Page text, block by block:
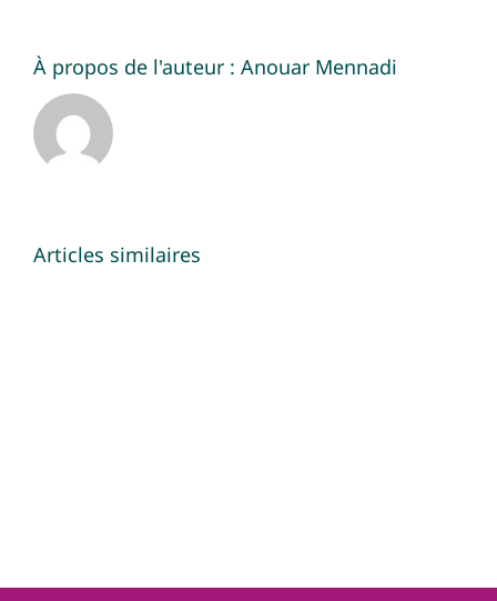
À propos de l'auteur : Anouar Mennadi
Articles similaires